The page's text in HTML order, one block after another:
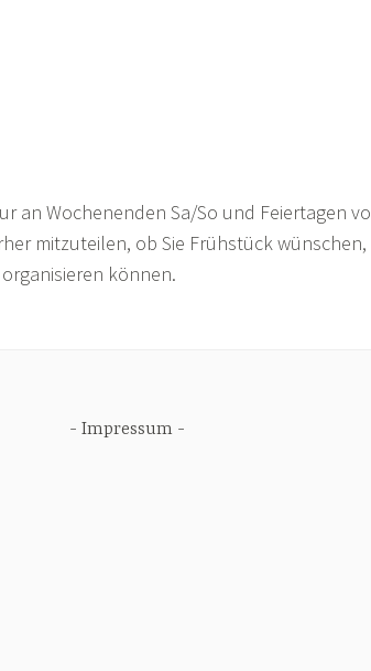
an Wochenenden Sa/So und Feiertagen
mitzuteilen, ob Sie Frühstück
können.
Impressum